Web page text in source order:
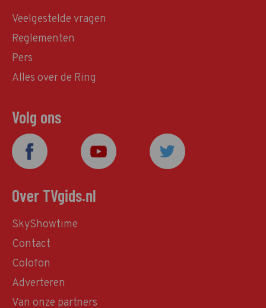
Veelgestelde vragen
Reglementen
Pers
Alles over de Ring
Volg ons
Over TVgids.nl
SkyShowtime
Contact
Colofon
Adverteren
Van onze partners